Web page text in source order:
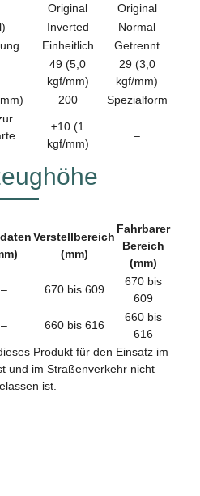
Original
Original
Inverted
Normal
Einheitlich Getrennt
49 (5,0
kgf/mm)
29 (3,0
kgf/mm)
200
Spezialform
±10 (1
kgf/mm)
–
Verstellbereich
(mm)
Fahrbarer
Bereich
(mm)
– 670 bis 609
670 bis
609
– 660 bis 616
660 bis
616
Produkt für den Einsatz im
und im Straßenverkehr nicht
ist.